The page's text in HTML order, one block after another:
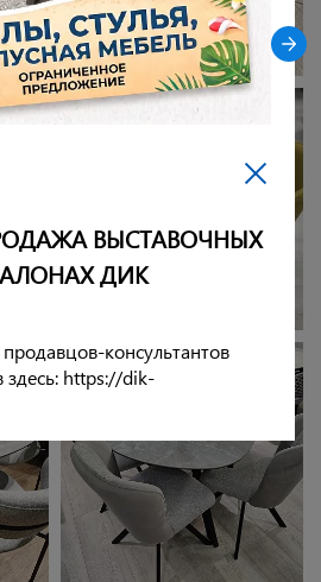
ВЫСТАВОЧНЫХ
ДИК
консультантов
здесь: https://dik-